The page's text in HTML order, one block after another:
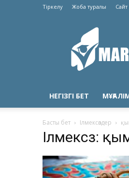
Тіркелу Жоба туралы Сайт
Martebe.kz
білім
сайты
НЕГІЗГІ БЕТ
Басты бет Ілмексөздер
Ілмексөз: